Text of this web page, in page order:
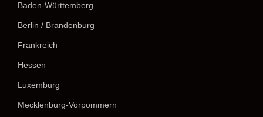
Baden-Württemberg
Berlin / Brandenburg
Frankreich
Hessen
Luxemburg
Mecklenburg-Vorpommern